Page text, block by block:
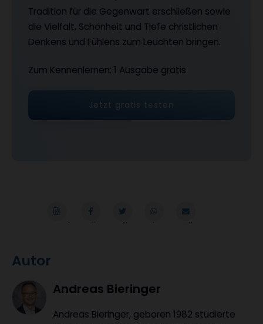
Tradition für die Gegenwart erschließen sowie
die Vielfalt, Schönheit und Tiefe christlichen
Denkens und Fühlens zum Leuchten bringen.
Zum Kennenlernen: 1 Ausgabe gratis
Jetzt gratis testen
Word Teilen Teilen WhatsappMailen
Überschrift
Artikel-
Infos
Autor
Andreas Bieringer
Andreas Bieringer, geboren 1982 studierte